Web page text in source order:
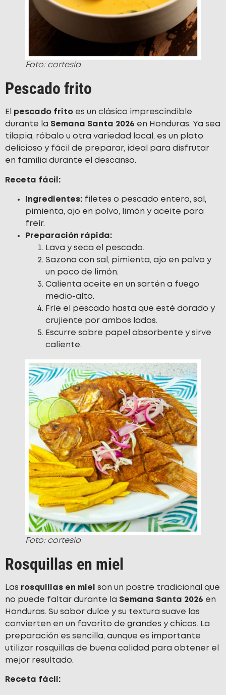
Foto: cortesía
Pescado frito
El pescado frito es un clásico imprescindible
durante la Semana Santa 2026 en Honduras. Ya sea
tilapia, róbalo u otra variedad local, es un plato
delicioso y fácil de preparar, ideal para disfrutar
en familia durante el descanso.
Receta fácil:
Ingredientes: filetes o pescado entero, sal,
pimienta, ajo en polvo, limón y aceite para
freír.
Preparación rápida:
Lava y seca el pescado.
Sazona con sal, pimienta, ajo en polvo y
un poco de limón.
Calienta aceite en un sartén a fuego
medio-alto.
Fríe el pescado hasta que esté dorado y
crujiente por ambos lados.
Escurre sobre papel absorbente y sirve
caliente.
Foto: cortesía
Rosquillas en miel
Las rosquillas en miel
son un postre tradicional que
no puede faltar durante la Semana Santa 2026 en
Honduras. Su sabor dulce y su textura suave las
convierten en un favorito de grandes y chicos. La
preparación es sencilla, aunque es importante
utilizar rosquillas de buena calidad para obtener el
mejor resultado.
Receta fácil: